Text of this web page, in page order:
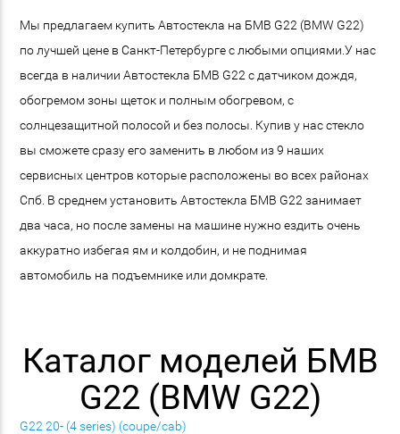
Мы предлагаем купить Автостекла на БМВ G22 (BMW G22)
по лучшей цене в Санкт-Петербурге с любыми опциями.У нас
всегда в наличии Автостекла БМВ G22 с датчиком дождя,
обогремом зоны щеток и полным обогревом, с
солнцезащитной полосой и без полосы. Купив у нас стекло
вы сможете сразу его заменить в любом из 9 наших
сервисных центров которые расположены во всех районах
Спб. В среднем установить Автостекла БМВ G22 занимает
два часа, но после замены на машине нужно ездить очень
аккуратно избегая ям и колдобин, и не поднимая
автомобиль на подъемнике или домкрате.
Каталог моделей БМВ
G22 (BMW G22)
G22 20- (4 series) (coupe/cab)